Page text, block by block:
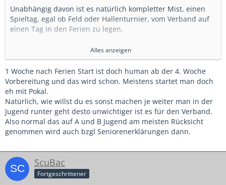
Unabhängig davon ist es natürlich kompletter Mist, einen
Spieltag, egal ob Feld oder Hallenturnier, vom Verband auf
einen Tag in den Ferien zu legen.
Mich nervt schon, dass bei uns im Kreis direkt am ersten
Wochenende nach den Sommerferien immer die
Herbstrunde beginnt. An einem Ferienwochenende ein
Turnier der Hallenkreismeisterschaft zu terminieren ist
ungleich damlicher.
Wobei wir auch das Problem haben, dass die
Hallenkapazitäten im Kreis immer weniger werden. Dauernd
sind Hallen aufgrund Umbau über mehrere Jahre gesperrt,
herhalten und organisieren lieber Privatturniere etc.
Dazu kommt, dass in älteren Jugenden im Januar/Februar
schon Bezirksmeisterschaften anstehen, damit die
Verbandsmeister Ende Februar ausgespielt werden können.
Alles anzeigen
1 Woche nach Ferien Start ist doch human ab der 4. Woche
Vorbereitung und das wird schon. Meistens startet man doch
eh mit Pokal.
Natürlich, wie willst du es sonst machen je weiter man in der
Jugend runter geht desto unwichtiger ist es für den Verband.
Also normal das auf A und B Jugend am meisten Rücksicht
genommen wird auch bzgl Seniorenerklärungen dann.
ScuBac
Fortgeschrittener